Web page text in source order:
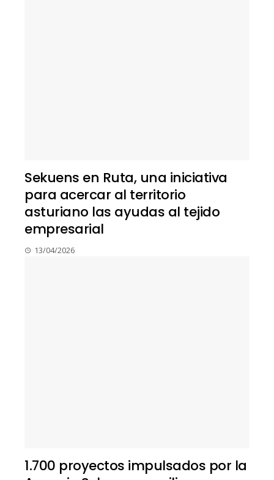
Sekuens en Ruta, una iniciativa
para acercar al territorio
asturiano las ayudas al tejido
empresarial
13/04/2026
1.700 proyectos impulsados por la